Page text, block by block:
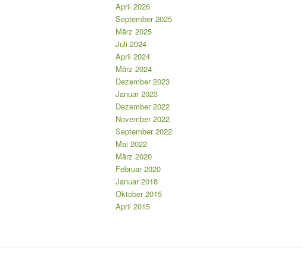
April 2026
September 2025
März 2025
Juli 2024
April 2024
März 2024
Dezember 2023
Januar 2023
Dezember 2022
November 2022
September 2022
Mai 2022
März 2020
Februar 2020
Januar 2018
Oktober 2015
April 2015